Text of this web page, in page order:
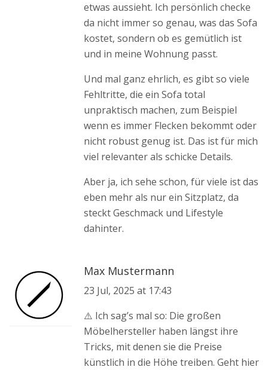
etwas aussieht. Ich persönlich checke
da nicht immer so genau, was das Sofa
kostet, sondern ob es gemütlich ist
und in meine Wohnung passt.
Und mal ganz ehrlich, es gibt so viele
Fehltritte, die ein Sofa total
unpraktisch machen, zum Beispiel
wenn es immer Flecken bekommt oder
nicht robust genug ist. Das ist für mich
viel relevanter als schicke Details.
Aber ja, ich sehe schon, für viele ist das
eben mehr als nur ein Sitzplatz, da
steckt Geschmack und Lifestyle
dahinter.
Max Mustermann
23 Jul, 2025 at 17:43
⚠️ Ich sag’s mal so: Die großen
Möbelhersteller haben längst ihre
Tricks, mit denen sie die Preise
künstlich in die Höhe treiben. Geht hier